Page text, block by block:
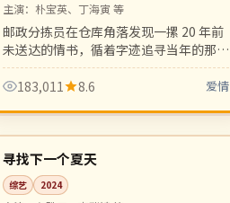
主演： 朴宝英、丁海寅 等
邮政分拣员在仓库角落发现一摞 20 年前
未送达的情书，循着字迹追寻当年的那段
感情。复古浪漫，年代质感细腻。
183,011
8.6 爱情
韩国
热播 08:58
寻找下一个夏天
综艺 2024